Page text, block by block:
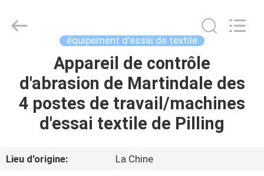
MAISON
PRODUITS
SHOW
INSTRUMENT
équipement d'essai de textile
Appareil de contrôle
d'abrasion de Martindale des
4 postes de travail/machines
d'essai textile de Pilling
Lieu d'origine:
La Chine